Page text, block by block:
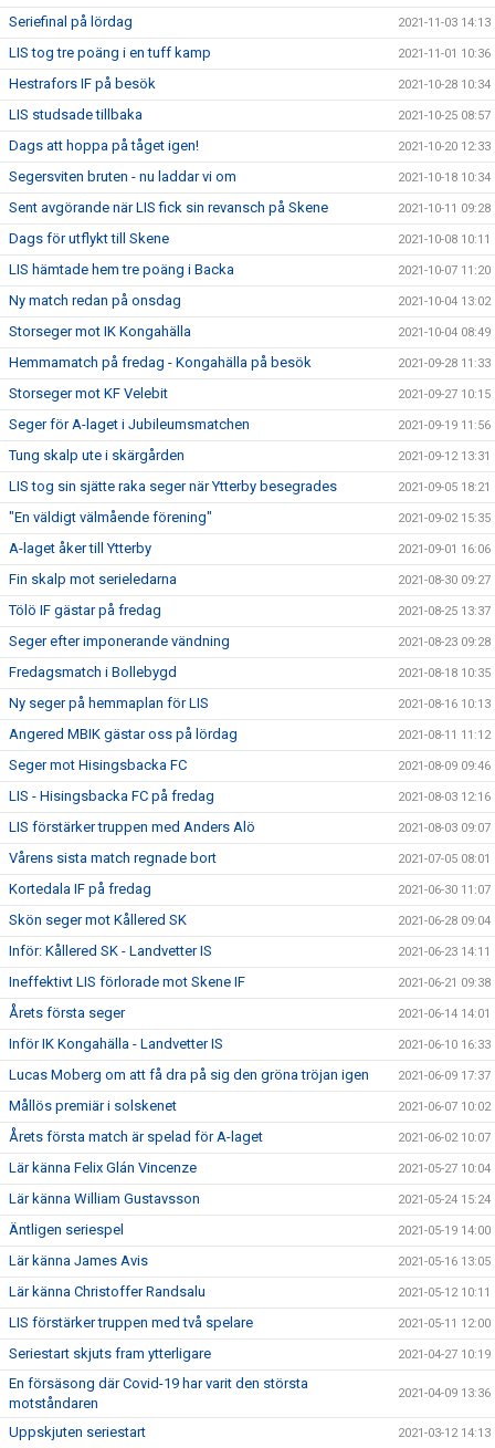
Seriefinal på lördag 2021-11-03 14:13
LIS tog tre poäng i en tuff kamp 2021-11-01 10:36
Hestrafors IF på besök 2021-10-28 10:34
LIS studsade tillbaka 2021-10-25 08:57
Dags att hoppa på tåget igen! 2021-10-20 12:33
Segersviten bruten - nu laddar vi om 2021-10-18 10:34
Sent avgörande när LIS fick sin revansch på Skene 2021-10-11 09:28
Dags för utflykt till Skene 2021-10-08 10:11
LIS hämtade hem tre poäng i Backa 2021-10-07 11:20
Ny match redan på onsdag 2021-10-04 13:02
Storseger mot IK Kongahälla 2021-10-04 08:49
Hemmamatch på fredag - Kongahälla på besök 2021-09-28 11:33
Storseger mot KF Velebit 2021-09-27 10:15
Seger för A-laget i Jubileumsmatchen 2021-09-19 11:56
Tung skalp ute i skärgården 2021-09-12 13:31
LIS tog sin sjätte raka seger när Ytterby besegrades 2021-09-05 18:21
"En väldigt välmående förening" 2021-09-02 15:35
A-laget åker till Ytterby 2021-09-01 16:06
Fin skalp mot serieledarna 2021-08-30 09:27
Tölö IF gästar på fredag 2021-08-25 13:37
Seger efter imponerande vändning 2021-08-23 09:28
Fredagsmatch i Bollebygd 2021-08-18 10:35
Ny seger på hemmaplan för LIS 2021-08-16 10:13
Angered MBIK gästar oss på lördag 2021-08-11 11:12
Seger mot Hisingsbacka FC 2021-08-09 09:46
LIS - Hisingsbacka FC på fredag 2021-08-03 12:16
LIS förstärker truppen med Anders Alö 2021-08-03 09:07
Vårens sista match regnade bort 2021-07-05 08:01
Kortedala IF på fredag 2021-06-30 11:07
Skön seger mot Kållered SK 2021-06-28 09:04
Inför: Kållered SK - Landvetter IS 2021-06-23 14:11
Ineffektivt LIS förlorade mot Skene IF 2021-06-21 09:38
Årets första seger 2021-06-14 14:01
Inför IK Kongahälla - Landvetter IS 2021-06-10 16:33
Lucas Moberg om att få dra på sig den gröna tröjan igen 2021-06-09 17:37
Mållös premiär i solskenet 2021-06-07 10:02
Årets första match är spelad för A-laget 2021-06-02 10:07
Lär känna Felix Glán Vincenze 2021-05-27 10:04
Lär känna William Gustavsson 2021-05-24 15:24
Äntligen seriespel 2021-05-19 14:00
Lär känna James Avis 2021-05-16 13:05
Lär känna Christoffer Randsalu 2021-05-12 10:11
LIS förstärker truppen med två spelare 2021-05-11 12:00
Seriestart skjuts fram ytterligare 2021-04-27 10:19
En försäsong där Covid-19 har varit den största
motståndaren
2021-04-09 13:36
Uppskjuten seriestart 2021-03-12 14:13